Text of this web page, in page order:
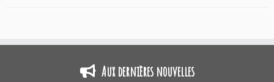
Aux dernières nouvelles